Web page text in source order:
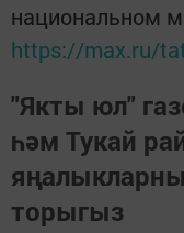
национальном
https://max.ru/
"Якты юл"
һәм Тукай
торыгыз